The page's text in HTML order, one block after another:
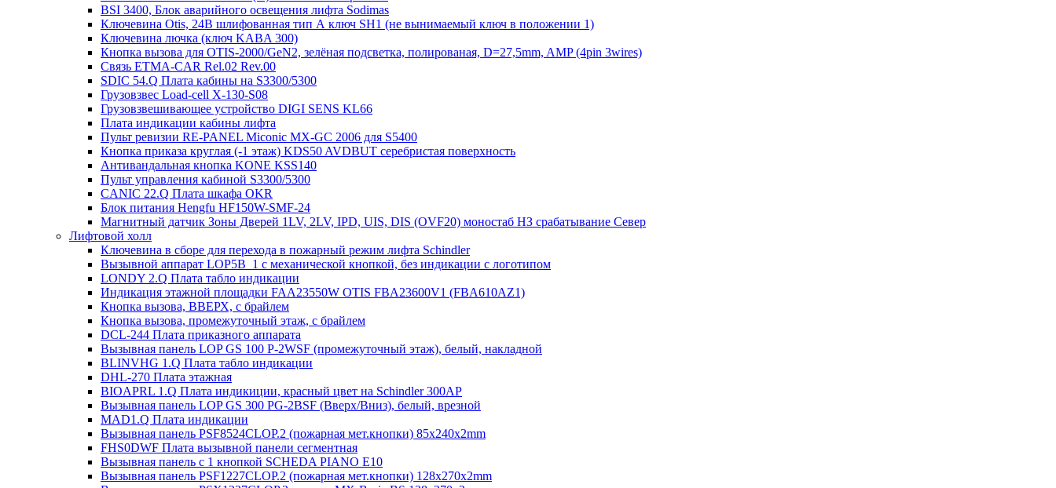
BSI 3400, Блок аварийного освещения лифта Sodimas
Ключевина Otis, 24В шлифованная тип А ключ SH1 (не вынимаемый ключ в положении 1)
Ключевина лючка (ключ KABA 300)
Кнопка вызова для OTIS-2000/GeN2, зелёная подсветка, полированая, D=27,5mm, AMP (4pin 3wires)
Связь ETMA-CAR Rel.02 Rev.00
SDIC 54.Q Плата кабины на S3300/5300
Грузовзвес Load-cell X-130-S08
Грузовзвешивающее устройство DIGI SENS KL66
Плата индикации кабины лифта
Пульт ревизии RE-PANEL Miconic MX-GC 2006 для S5400
Кнопка приказа круглая (-1 этаж) KDS50 AVDBUT серебристая поверхность
Антивандальная кнопка KONE KSS140
Пульт управления кабиной S3300/5300
CANIC 22.Q Плата шкафа OKR
Блок питания Hengfu HF150W-SMF-24
Магнитный датчик Зоны Дверей 1LV, 2LV, IPD, UIS, DIS (OVF20) моностаб НЗ срабатывание Cевер
Лифтовой холл
Ключевина в сборе для перехода в пожарный режим лифта Schindler
Вызывной аппарат LOP5B_1 с механической кнопкой, без индикации с логотипом
LONDY 2.Q Плата табло индикации
Индикация этажной площадки FAA23550W OTIS FBA23600V1 (FBA610AZ1)
Кнопка вызова, ВВЕРХ, с брайлем
Кнопка вызова, промежуточный этаж, с брайлем
DCL-244 Плата приказного аппарата
Вызывная панель LOP GS 100 P-2WSF (промежуточный этаж), белый, накладной
BLINVHG 1.Q Плата табло индикации
DHL-270 Плата этажная
BIOAPRL 1.Q Плата индикиции, красный цвет на Schindler 300AP
Вызывная панель LOP GS 300 PG-2BSF (Вверх/Вниз), белый, врезной
MAD1.Q Плата индикации
Вызывная панель PSF8524CLOP.2 (пожарная мет.кнопки) 85х240х2mm
FHS0DWF Плата вызывной панели сегментная
Вызывная панель с 1 кнопкой SCHEDA PIANO E10
Вызывная панель PSF1227CLOP.2 (пожарная мет.кнопки) 128х270х2mm